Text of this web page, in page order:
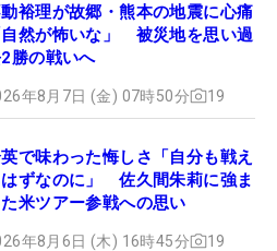
裕理が故郷・熊本の地震に心痛
自然が怖いな」 被災地を思い過
勝の戦いへ
年8月7日 (金) 07時50分 19
で味わった悔しさ「自分も戦え
ずなのに」 佐久間朱莉に強ま
た米ツアー参戦への思い
年8月6日 (木) 16時45分 19